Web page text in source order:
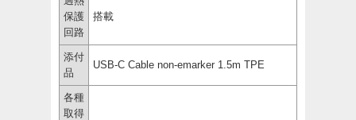
保護
回路
搭載
添付
品
USB-C Cable non-emarker 1.5m TPE
各種
取得